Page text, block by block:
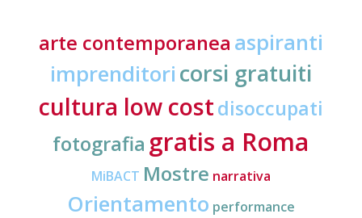
arte contemporanea aspiranti
imprenditori corsi gratuiti
cultura low costdisoccupati
fotografia gratis a Roma
MiBACT Mostre narrativa
Orientamento performance